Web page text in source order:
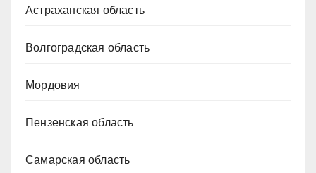
Астраханская область
Волгоградская область
Мордовия
Пензенская область
Самарская область